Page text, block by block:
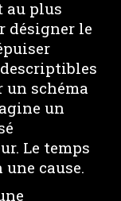
au plus
désigner le
un schéma
un
Le temps
cause.